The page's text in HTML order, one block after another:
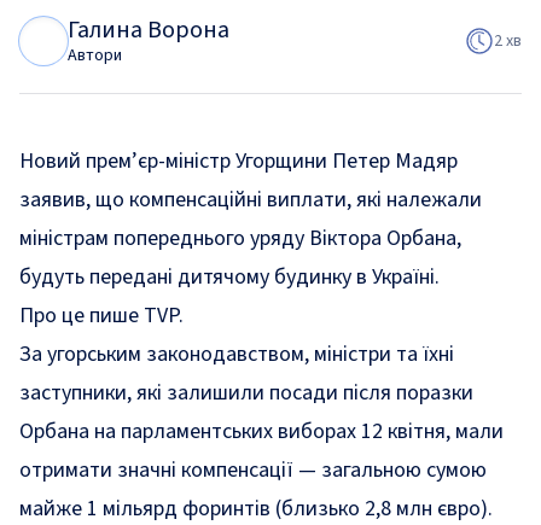
Галина Ворона
Автори
2 хв
Новий прем’єр-міністр Угорщини Петер Мадяр
заявив, що компенсаційні виплати, які належали
міністрам попереднього уряду Віктора Орбана,
будуть передані дитячому будинку в Україні.
Про це пише TVP.
За угорським законодавством, міністри та їхні
заступники, які залишили посади після поразки
Орбана на парламентських виборах 12 квітня, мали
отримати значні компенсації — загальною сумою
майже 1 мільярд форинтів (близько 2,8 млн євро).